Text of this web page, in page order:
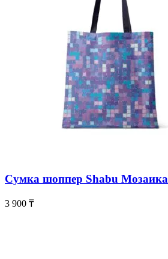
Сумка шоппер Shabu Мозаика
3 900 ₸